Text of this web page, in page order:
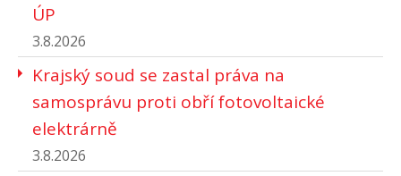
ÚP
3.8.2026
Krajský soud se zastal práva na
samosprávu proti obří fotovoltaické
elektrárně
3.8.2026